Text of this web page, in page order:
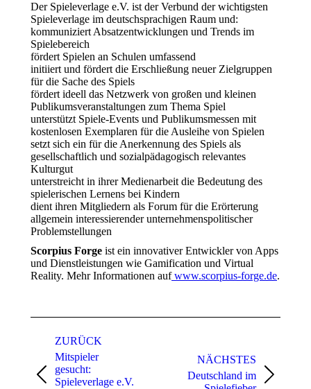
Der Spieleverlage e.V. ist der Verbund der wichtigsten
Spieleverlage im deutschsprachigen Raum und:
kommuniziert Absatzentwicklungen und Trends im
Spielebereich
fördert Spielen an Schulen umfassend
initiiert und fördert die Erschließung neuer Zielgruppen
für die Sache des Spiels
fördert ideell das Netzwerk von großen und kleinen
Publikumsveranstaltungen zum Thema Spiel
unterstützt Spiele-Events und Publikumsmessen mit
kostenlosen Exemplaren für die Ausleihe von Spielen
setzt sich ein für die Anerkennung des Spiels als
gesellschaftlich und sozialpädagogisch relevantes
Kulturgut
unterstreicht in ihrer Medienarbeit die Bedeutung des
spielerischen Lernens bei Kindern
dient ihren Mitgliedern als Forum für die Erörterung
allgemein interessierender unternehmenspolitischer
Problemstellungen
Scorpius Forge ist ein innovativer Entwickler von Apps
und Dienstleistungen wie Gamification und Virtual
Reality. Mehr Informationen aufwww.scorpius-forge.de.
ZURÜCK
Vorheriger
Mitspieler
gesucht:
Spieleverlage e.V.
NÄCHSTES
Nächster
Deutschland im